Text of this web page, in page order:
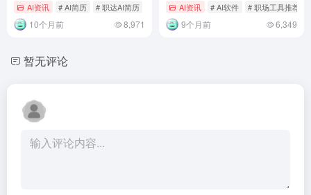
AI资讯 # AI简历 # 职达AI简历
10个月前 8,971
AI资讯 # AI软件 # 职场工具推荐
9个月前 6,349
暂无评论